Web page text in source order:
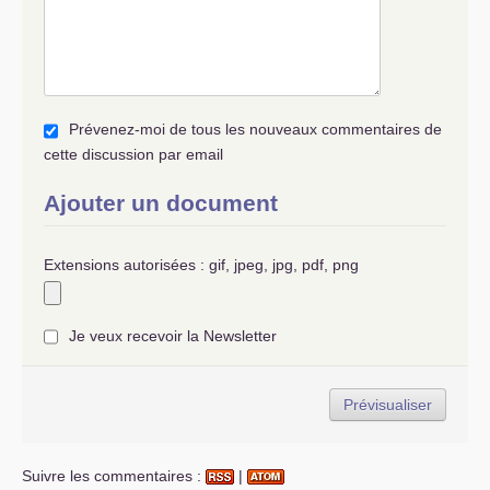
dissoutes.
Et ceci le jour-même où les
Une plaque commémorative se trouve toujours
Comme on peut le constater Hollande et les
qu’ils peuvent aller beaucoup plus loin…
Prévenez-moi de tous les nouveaux commentaires de
cette discussion par email
Ajouter un document
Extensions autorisées : gif, jpeg, jpg, pdf, png
Je veux recevoir la Newsletter
Suivre les commentaires : |